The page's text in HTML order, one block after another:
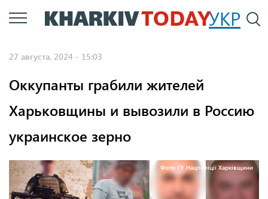
Перейти
к
УКР
27 августа, 2024 - 15:03
Оккупанты грабили жителей
Харьковщины и вывозили в Россию
украинское зерно
Фото: ГУ Нацполіції Харківщини